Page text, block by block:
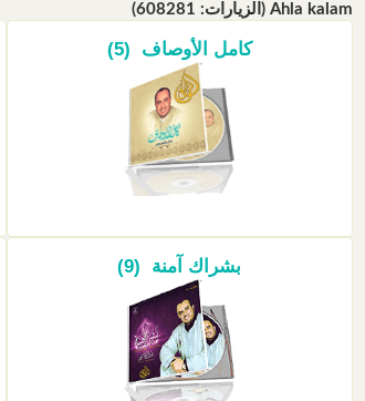
Ahla kalam (الزيارات: 608281)
كامل الأوصاف (5)
بشراك آمنة (9)